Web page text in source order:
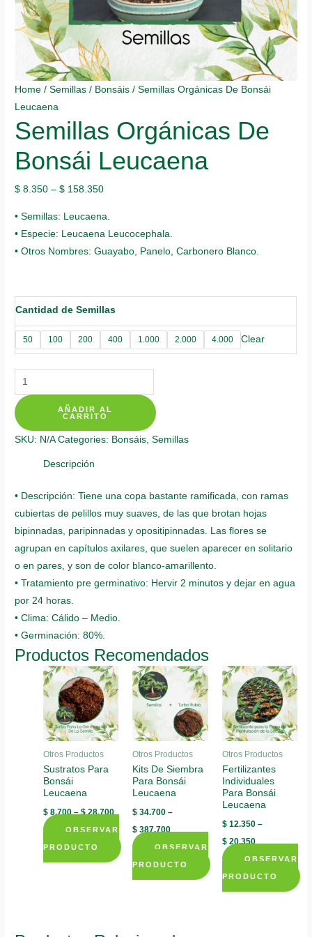
Home /Semillas / Bonsáis / Semillas Orgánicas De Bonsái
Leucaena
Semillas Orgánicas De
Bonsái Leucaena
$ 8.350 –$ 158.350
• Semillas: Leucaena.
• Especie: Leucaena Leucocephala.
• Otros Nombres: Guayabo, Panelo, Carbonero Blanco.
Cantidad de Semillas
50 100 200 400 1.000 2.000 4.000 Clear
Semillas
Orgánicas
De
Bonsái
Leucaena
quantity
AÑADIR AL
CARRITO
SKU: N/A Categories: Bonsáis,Semillas
Descripción
• Descripción: Tiene una copa bastante ramificada, con ramas
cubiertas de pelillos muy suaves, de las que brotan hojas
bipinnadas, paripinnadas y opositipinnadas. Las flores se
agrupan en capítulos axilares, que suelen aparecer en solitario
o en pares, y son de color blanco-amarillento.
• Tratamiento pre germinativo: Hervir 2 minutos y dejar en agua
por 24 horas.
• Clima: Cálido – Medio.
• Germinación: 80%.
Productos Recomendados
Otros Productos
Sustratos Para
Bonsái
Leucaena
$ 8.700–$28.700
OBSERVAR
PRODUCTO
This
variants.
Otros Productos
Kits De Siembra
Para Bonsái
Leucaena
$ 34.700 –
$ 387.700
OBSERVAR
PRODUCTO
This
multiple
Otros Productos
Fertilizantes
Individuales
Para Bonsái
Leucaena
$12.350–
$20.350
OBSERVAR
PRODUCTO
This